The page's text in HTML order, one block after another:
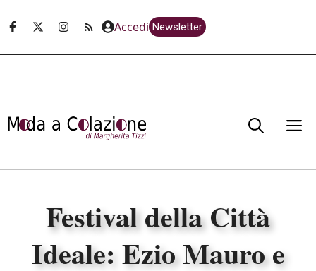
Accedi Newsletter
Festival della Città
Ideale: Ezio Mauro e